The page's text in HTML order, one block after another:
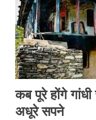
कब पूरे होंगे
अधूरे सपने